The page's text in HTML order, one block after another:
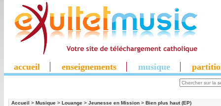
accueil enseignements musique
Accueil > Musique > Louange > Jeunesse en Mission > Bien plus haut (EP)